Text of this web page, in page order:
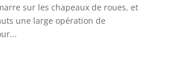
sur les chapeaux de roues, et
une large opération de